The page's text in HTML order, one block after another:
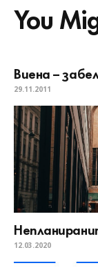
You
Виена –
29.11.2011
12.03.2020